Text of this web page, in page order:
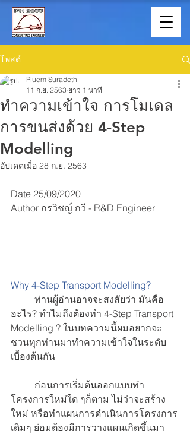
โพสต์
ทำความเข้าใจ การโมเดล
การขนส่งด้วย 4-Step
Modelling
Pluem Suradeth
11 ก.ย. 2563 ยาว 1 นาที
อัปเดตเมื่อ 28 ก.ย. 2563
Date 25/09/2020
Author กรวิชญ์ กวี - R&D Engineer
Why 4-Step Transport Modelling?
อะไร? ทำไมถึงต้องทำ 4-Step Transport
Modelling ? ในบทความนี้ผมอยากจะ
ชวนทุกท่านมาทำความเข้าใจในระดับ
เบื้องต้นกัน
โครงการใหม่ใด ๆก็ตาม ไม่ว่าจะสร้าง
ใหม่ หรือทำแผนการดำเนินการโครงการ
เดิมๆ ย่อมต้องมีการวางแผนเกิดขึ้นมา